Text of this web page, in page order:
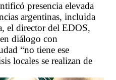
presencia elevada
argentinas, incluida
el director del EDOS,
diálogo con
“no tiene ese
locales se realizan de